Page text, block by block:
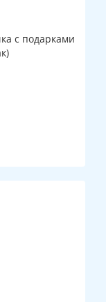
с подарками